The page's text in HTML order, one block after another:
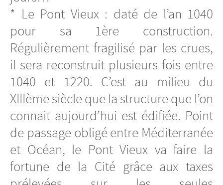
* Le Pont Vieux : daté de l’an 1040
pour sa 1ère construction.
Régulièrement fragilisé par les crues,
il sera reconstruit plusieurs fois entre
1040 et 1220. C’est au milieu du
XIIIème siècle que la structure que l’on
connait aujourd’hui est édifiée. Point
de passage obligé entre Méditerranée
et Océan, le Pont Vieux va faire la
fortune de la Cité grâce aux taxes